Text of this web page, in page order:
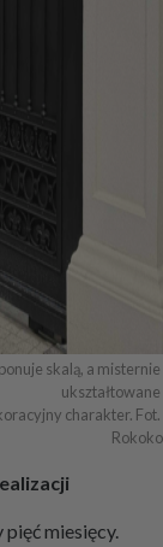
skalą, a misternie
ukształtowane
charakter. Fot.
Rokoko
miesięcy.